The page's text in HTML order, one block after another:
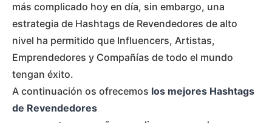
más complicado hoy en día, sin embargo, una
estrategia de Hashtags de Revendedores de alto
nivel ha permitido que Influencers, Artistas,
Emprendedores y Compañías de todo el mundo
tengan éxito.
A continuación os ofrecemos los mejores Hashtags
de Revendedores